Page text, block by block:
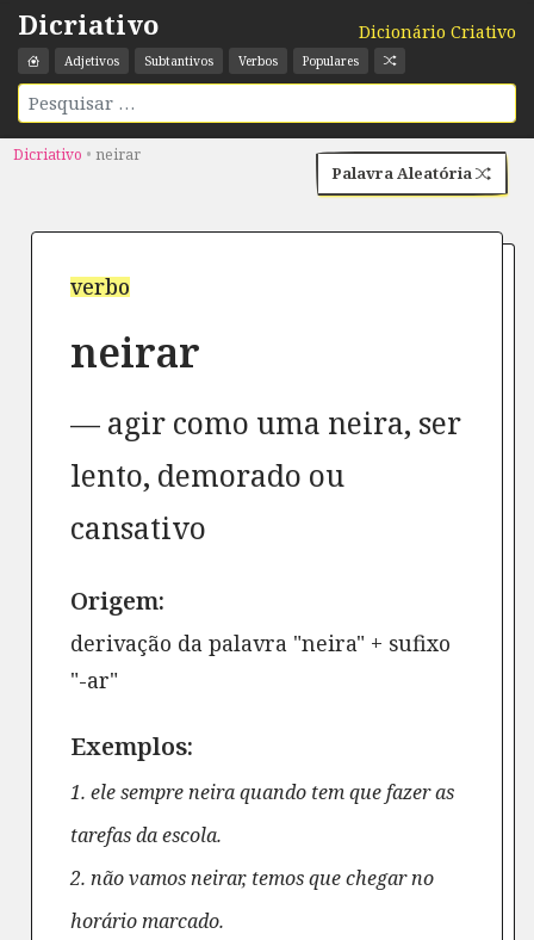
Dicriativo Dicionário Criativo
Adjetivos Subtantivos Verbos Populares
Dicriativo • neirar
Palavra Aleatória
verbo
neirar
agir como uma neira, ser
lento, demorado ou
cansativo
Origem:
derivação da palavra "neira" + sufixo
"-ar"
Exemplos:
1. ele sempre neira quando tem que fazer as
tarefas da escola.
2. não vamos neirar, temos que chegar no
horário marcado.